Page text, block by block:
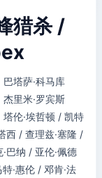
猎杀 /
巴塔萨·科马库
杰里米·罗宾斯
塔伦·埃哲顿 / 凯特
西 / 查理兹·塞隆 /
巴纳 / 亚伦·佩德
·惠伦 / 邓肯·法